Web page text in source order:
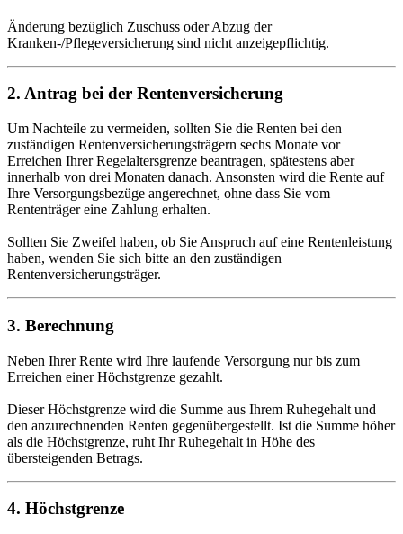
Änderung bezüglich Zuschuss oder Abzug der
Kranken-/Pflegeversicherung sind nicht anzeigepflichtig.
2. Antrag bei der Rentenversicherung
Um Nachteile zu vermeiden, sollten Sie die Renten bei den
zuständigen Rentenversicherungsträgern sechs Monate vor
Erreichen Ihrer Regelaltersgrenze beantragen, spätestens aber
innerhalb von drei Monaten danach. Ansonsten wird die Rente auf
Ihre Versorgungsbezüge angerechnet, ohne dass Sie vom
Rententräger eine Zahlung erhalten.
Sollten Sie Zweifel haben, ob Sie Anspruch auf eine Rentenleistung
haben, wenden Sie sich bitte an den zuständigen
Rentenversicherungsträger.
3. Berechnung
Neben Ihrer Rente wird Ihre laufende Versorgung nur bis zum
Erreichen einer Höchstgrenze gezahlt.
Dieser Höchstgrenze wird die Summe aus Ihrem Ruhegehalt und
den anzurechnenden Renten gegenübergestellt. Ist die Summe höher
als die Höchstgrenze, ruht Ihr Ruhegehalt in Höhe des
übersteigenden Betrags.
4. Höchstgrenze